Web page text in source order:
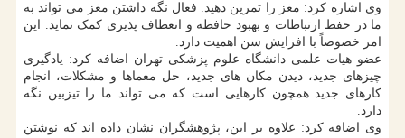
وی اشاره کرد: مغز را تمرین دهید. فعال نگه داشتن مغز می تواند به
ما در حفظ ارتباطات و بهبود حافظه و انعطاف پذیری کمک نماید. این
امر خصوصاً با افزایش سن اهمیت دارد.
عضو هیات علمی دانشگاه علوم پزشکی تهران اضافه کرد: یادگیری
چیزهای جدید، دیدن مکان های جدید، حل معماها و مشکلات، انجام
کارهای جدید همچون کارهایی است که می تواند ما را تیزبین نگه
دارد.
وی اضافه کرد: علاوه بر این، پژوهشگران نشان داده اند که نوشتن